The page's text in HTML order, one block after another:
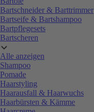
Bartschneider & Barttrimmer
Bartseife & Bartshampoo
Bartpflegesets
Bartscheren
Alle anzeigen
Shampoo
Pomade
Haarstyling
Haarausfall & Haarwuchs
Haarbürsten & Kämme